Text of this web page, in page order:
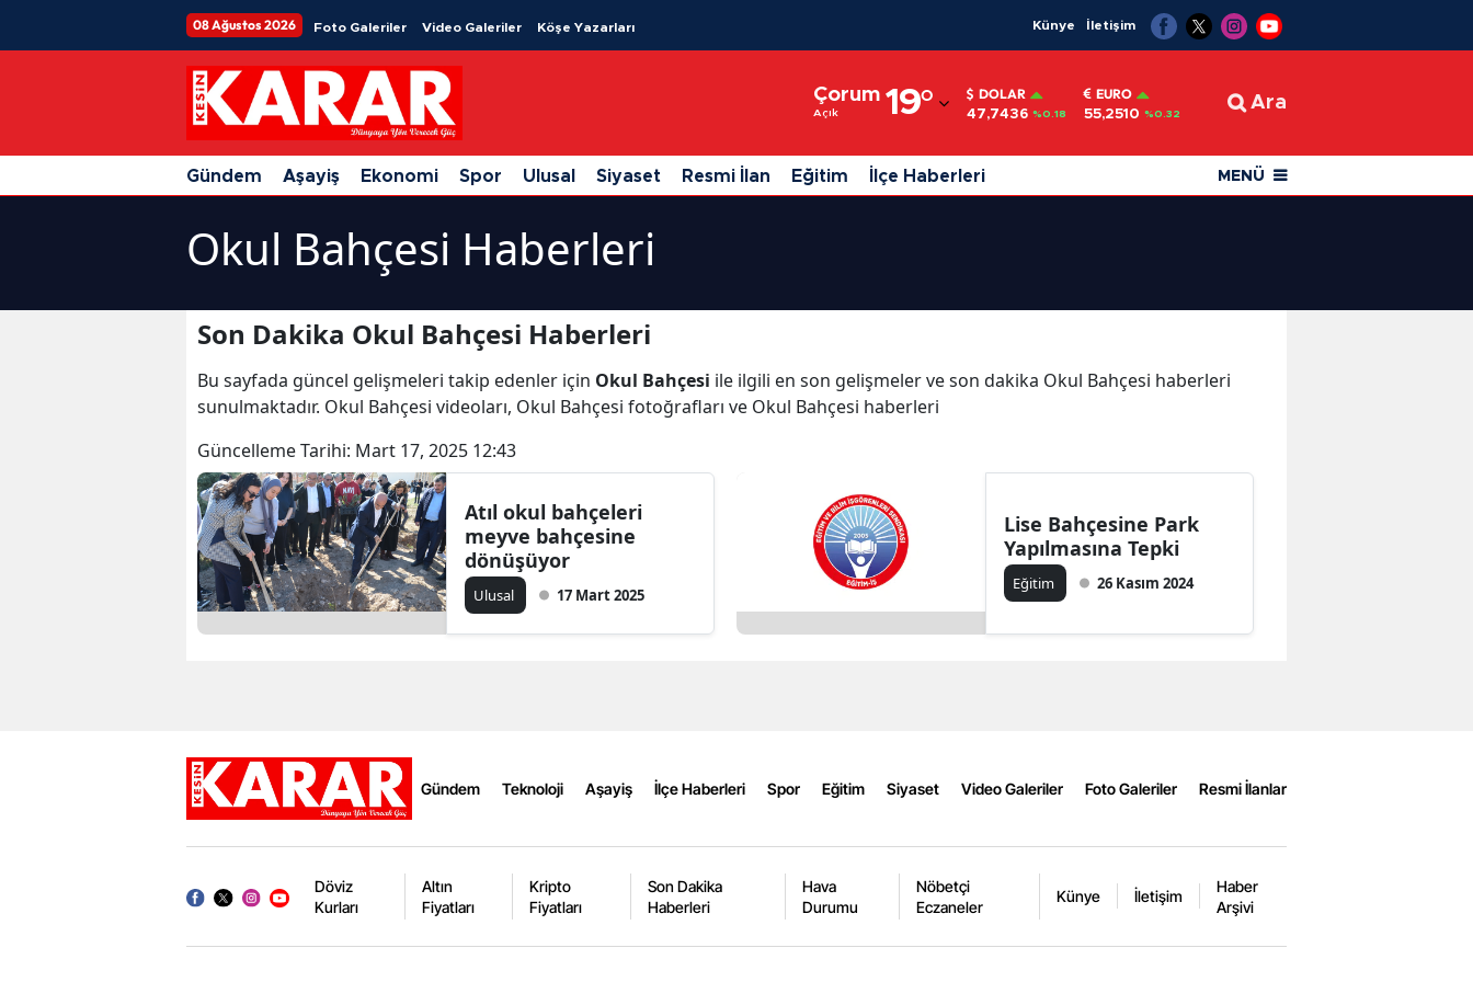
08 Ağustos 2026 Foto Galeriler Video Galeriler Köşe Yazarları Künye İletişim
Çorum
Açık 19°
Adıyaman
Afyonkarahisar
Ağrı
Artvin
Bilecik
Bingöl
Çanakkale
Denizli
DOLAR
47,7436 %0.18
EURO
55,2510 %0.32
Ara
Gündem Aşayiş Ekonomi Spor Ulusal Siyaset Resmi İlan Eğitim İlçe Haberleri MENÜ
Okul Bahçesi Haberleri
Son Dakika Okul Bahçesi Haberleri
Bu sayfada güncel gelişmeleri takip edenler için Okul Bahçesi ile ilgili en son gelişmeler ve son dakika Okul Bahçesi haberleri
sunulmaktadır. Okul Bahçesi videoları, Okul Bahçesi fotoğrafları ve Okul Bahçesi haberleri
Güncelleme Tarihi: Mart 17, 2025 12:43
Atıl okul bahçeleri
meyve bahçesine
dönüşüyor
Ulusal 17 Mart 2025
Lise Bahçesine Park
Yapılmasına Tepki
Eğitim 26 Kasım 2024
Gündem Teknoloji Aşayiş İlçe Haberleri Spor Eğitim Siyaset Video Galeriler Foto Galeriler Resmi İlanlar
Döviz
Kurları
Altın
Fiyatları
Kripto
Fiyatları
Son Dakika
Haberleri
Hava
Durumu
Nöbetçi
Eczaneler
Künye İletişim
Haber
Arşivi